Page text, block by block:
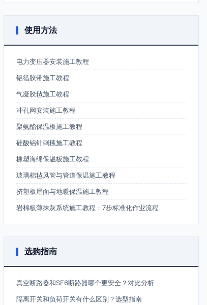
使用方法
电力变压器安装施工教程
铝箔胶带施工教程
气凝胶毡施工教程
冲孔网安装施工教程
聚氨酯保温板施工教程
硅酸铝针刺毯施工教程
橡塑海绵保温板施工教程
玻璃棉毡风管与管道保温施工教程
挤塑板屋面与地暖保温施工教程
岩棉板薄抹灰系统施工教程：7步标准化作业流程
选购指南
真空断路器和SF6断路器哪个更安全？对比分析
隔离开关和负荷开关有什么区别？选型指南